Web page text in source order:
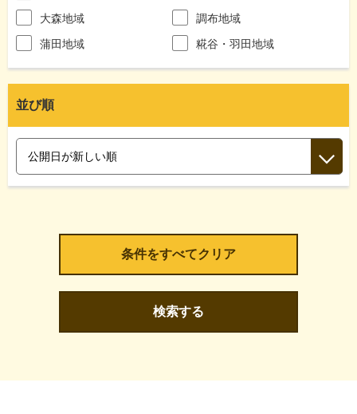
大森地域
調布地域
蒲田地域
糀谷・羽田地域
並び順
検索する